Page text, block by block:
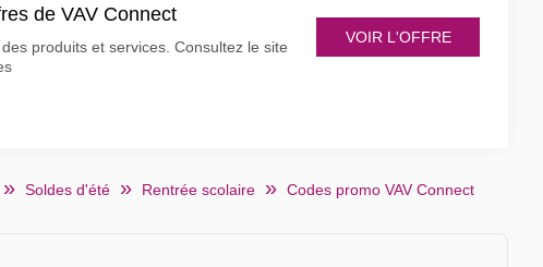
de VAV Connect
produits et services. Consultez le site
VOIR L'OFFRE
Soldes d'été Rentrée scolaire Codes promo VAV Connect